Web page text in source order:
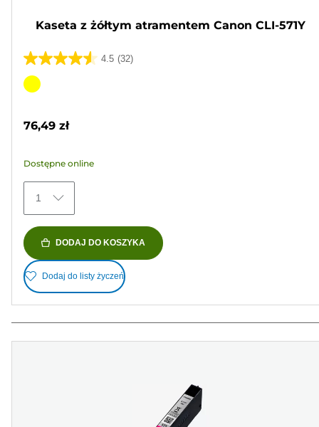
Kaseta z żółtym atramentem Canon CLI-571Y
4.5 (32)
4.5
na
32
Wkład
76,49 zł
Dostępne online
1
DODAJ DO KOSZYKA
Dodaj do listy życzeń